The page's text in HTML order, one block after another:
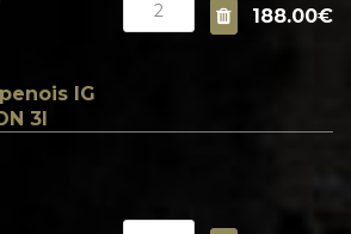
IG
3l
188.00€